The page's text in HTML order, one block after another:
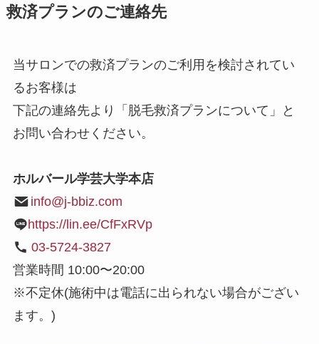
救済プランのご連絡先
当サロンでの救済プランのご利用を検討されてい
るお客様は
下記の連絡先より「脱毛救済プランについて」と
お問い合わせください。
ホルバール学芸大学本店
info@j-bbiz.com
https://lin.ee/CfFxRVp
03-5724-3827
営業時間 10:00〜20:00
※不定休(施術中は電話に出られない場合がござい
ます。)